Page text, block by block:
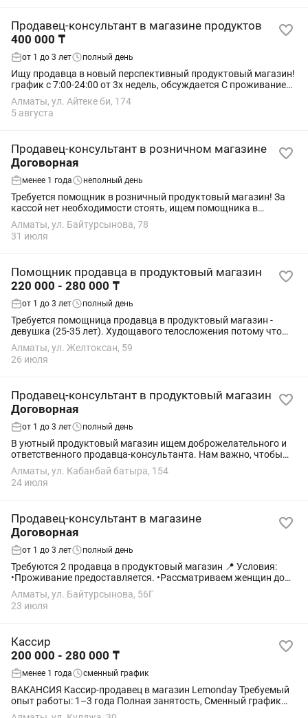
Продавец-консультант в магазине продуктов
400 000 ₸
от 1 до 3 лет полный день
Ищу продавца в новый перспективный продуктовый магазин!
график с 7:00-24:00 от 3х недель, обсуждается С проживанием!
от 30 до 45 лет Обязанности: Выкладка товара Контроль
сроков годности Заявки...
Алматы, ул. Айтеке би, 174
5 августа
Продавец-консультант в розничном магазине
Договорная
менее 1 года неполный день
Требуется помощник в розничный продуктовый магазин! За
кассой нет необходимости стоять, ищем помощника в
магазин! Примерный график 5/2 и дневное время в диапазоне
с 8 до 15, 16 часов, график по...
Алматы, ул. Байтурсынова, 78
31 июля
Помощник продавца в продуктовый магазин
220 000 - 280 000 ₸
от 1 до 3 лет полный день
Требуется помощница продавца в продуктовый магазин -
девушка (25-35 лет). Худощавого телосложения потому что
магазин небольшой. Все подробности по телефону.
Алматы, ул. Желтоксан, 59
26 июля
Продавец-консультант в продуктовый магазин
Договорная
от 1 до 3 лет полный день
В уютный продуктовый магазин ищем доброжелательного и
ответственного продавца-консультанта. Нам важно, чтобы
покупатели уходили с хорошим настроением — и мы ищем
человека, который поможет это создать...
Алматы, ул. Кабанбай батыра, 154
24 июля
Продавец-консультант в магазине
Договорная
от 1 до 3 лет полный день
Требуются 2 продавца в продуктовый магазин 📍 Условия:
•Проживание предоставляется. •Рассматриваем женщин до
45 лет. Обязанности: •Выкладка товара. •Приемка товара.
•Работа на кассе. •Поддержание...
Алматы, ул. Байтурсынова, 56Г
23 июля
Кассир
200 000 - 280 000 ₸
менее 1 года сменный график
ВАКАНСИЯ Кассир-продавец в магазин Lemonday Требуемый
опыт работы: 1–3 года Полная занятость, Сменный график
2/2 Lemonday - современный овощной магазин со свежими